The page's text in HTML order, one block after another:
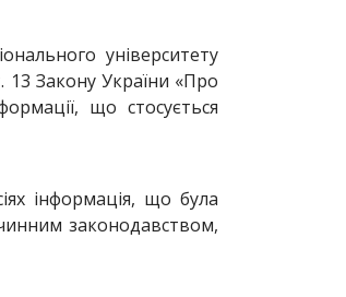
університету
13 Закону України «Про
що стосується
інформація, що була
законодавством,